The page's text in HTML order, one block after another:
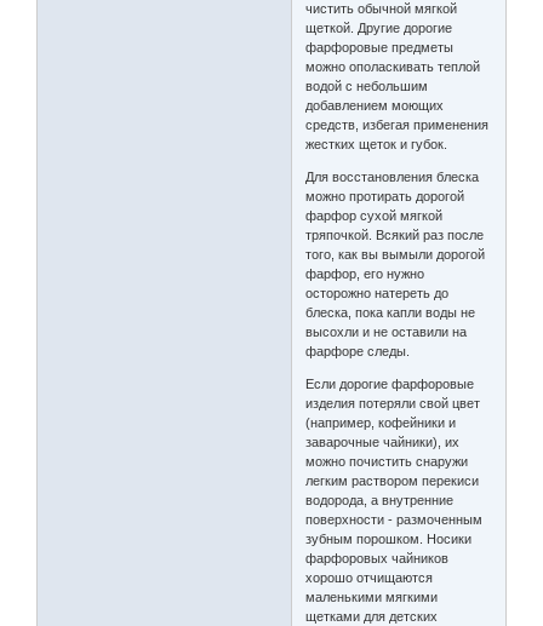
чистить обычной мягкой
щеткой. Другие дорогие
фарфоровые предметы
можно ополаскивать теплой
водой с небольшим
добавлением моющих
средств, избегая применения
жестких щеток и губок.
Для восстановления блеска
можно протирать дорогой
фарфор сухой мягкой
тряпочкой. Всякий раз после
того, как вы вымыли дорогой
фарфор, его нужно
осторожно натереть до
блеска, пока капли воды не
высохли и не оставили на
фарфоре следы.
Если дорогие фарфоровые
изделия потеряли свой цвет
(например, кофейники и
заварочные чайники), их
можно почистить снаружи
легким раствором перекиси
водорода, а внутренние
поверхности - размоченным
зубным порошком. Носики
фарфоровых чайников
хорошо отчищаются
маленькими мягкими
щетками для детских